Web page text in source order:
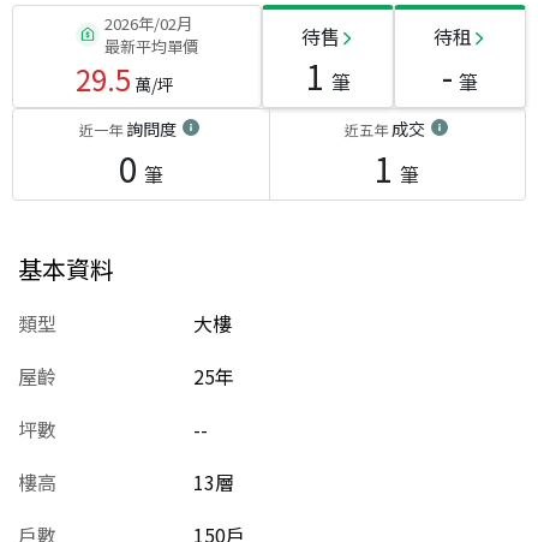
2026年/02月
最新平均單價
29.5 萬/坪
待售
1 筆
待租
- 筆
近一年詢問度
0 筆
近五年成交
1 筆
基本資料
類型
大樓
屋齡
25年
坪數
--
樓高
13層
戶數
150戶